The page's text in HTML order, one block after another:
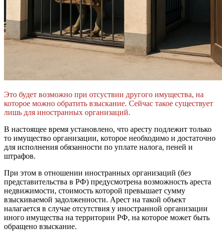
Это будет возможно при отсуствии другого имущества, на
которое можно обратить взыскание. Сейчас такое существует
лишь для иностранных организаций.
В настоящее время установлено, что аресту подлежит только
то имущество организации, которое необходимо и достаточно
для исполнения обязанности по уплате налога, пеней и
штрафов.
При этом в отношении иностранных организаций (без
представительства в РФ) предусмотрена возможность ареста
недвижимости, стоимость которой превышает сумму
взыскиваемой задолженности. Арест на такой объект
налагается в случае отсутствия у иностранной организации
иного имущества на территории РФ, на которое может быть
обращено взыскание.